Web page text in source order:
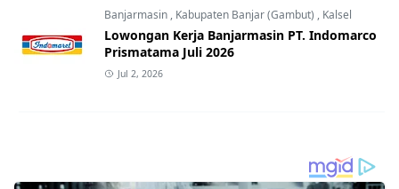
Banjarmasin , Kabupaten Banjar (Gambut) , Kalsel
Lowongan Kerja Banjarmasin PT. Indomarco
Prismatama Juli 2026
Jul 2, 2026